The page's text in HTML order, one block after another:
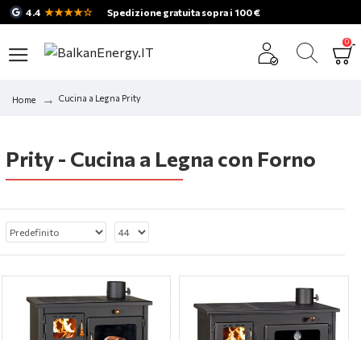
4.4 ★★★★☆ Spedizione gratuita sopra i 100 €
0
Home Cucina a Legna Prity
Prity - Cucina a Legna con Forno